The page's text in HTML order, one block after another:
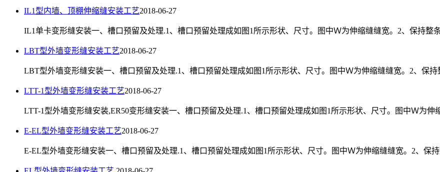
IL1型内墙、顶棚伸缩缝安装工艺2018-06-27
IL1单卡变形缝安装一、槽口预留及处理.1、槽口预留处理成如图1所示形状、尺寸。图中Ｗ为伸缩缝缝宽。2、保持整
LBT型外墙变形缝安装工艺2018-06-27
LBT型外墙变形缝安装一、槽口预留及处理.1、槽口预留处理成如图1所示形状、尺寸。图中Ｗ为伸缩缝缝宽。2、保持
LTT-1型外墙变形缝安装工艺2018-06-27
LTT-1型外墙变形缝安装,ER50变形缝安装一、槽口预留及处理.1、槽口预留处理成如图1所示形状、尺寸。图中Ｗ为伸
E-EL型外墙变形缝安装工艺2018-06-27
E-EL型外墙变形缝安装一、槽口预留及处理.1、槽口预留处理成如图1所示形状、尺寸。图中Ｗ为伸缩缝缝宽。2、保